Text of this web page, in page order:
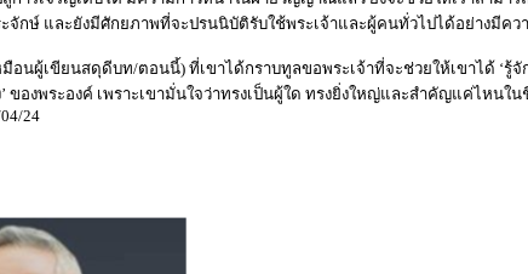
กษ์ และยังมีศักยภาพที่จะปรนนิบัติรับใช้พระเจ้าและผู้คนทั่วไปได้อย่างมีคว
นผู้เขียนสดุดีบท/ตอนนี้) ที่เขาได้กราบทูลขอพระเจ้าที่จะช่วยให้เขาได้ ‘รู้จั
ของพระองค์ เพราะเขามั่นใจว่าทรงเป็นผู้ใด ทรงยิ่งใหญ่และสำคัญแค่ไหนใ
24